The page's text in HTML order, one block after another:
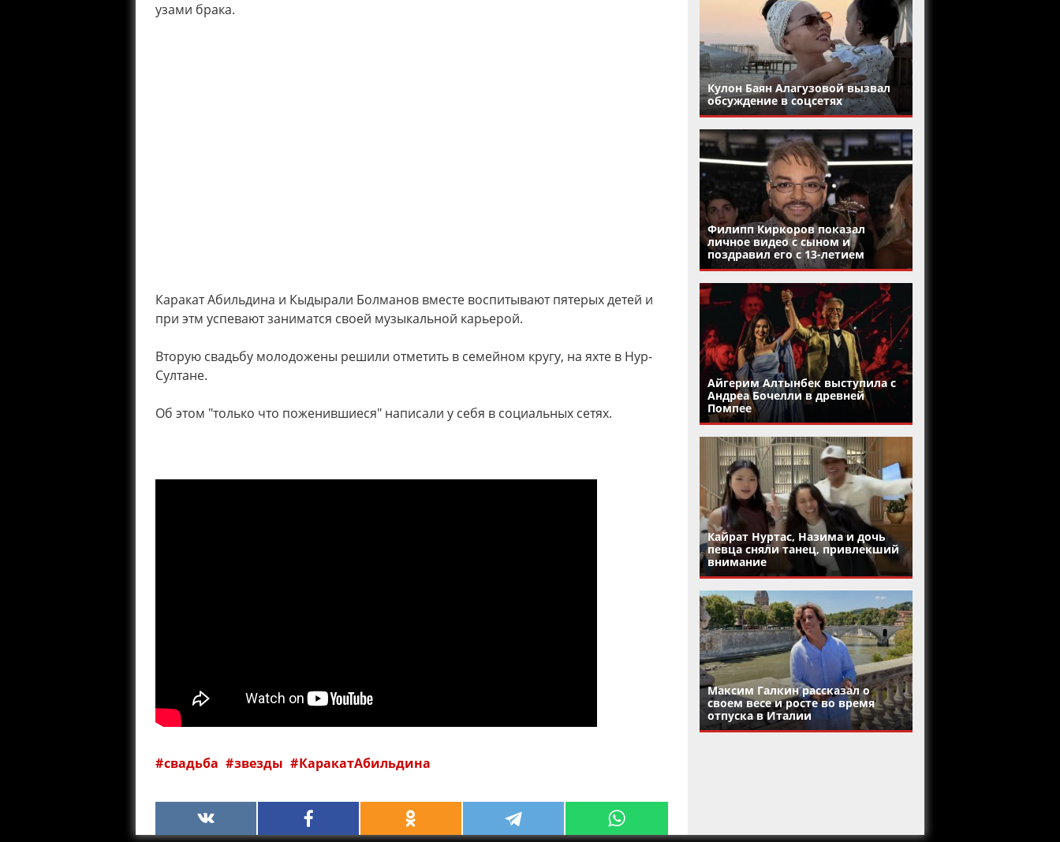
узами брака.
Каракат Абильдина и Кыдырали Болманов вместе воспитывают пятерых детей и
при этм успевают заниматся своей музыкальной карьерой.
Вторую свадьбу молодожены решили отметить в семейном кругу, на яхте в Нур-
Султане.
Об этом "только что поженившиеся" написали у себя в социальных сетях.
свадьба звезды КаракатАбильдина
Кулон Баян Алагузовой вызвал
обсуждение в соцсетях
Филипп Киркоров показал
личное видео с сыном и
поздравил его с 13-летием
Айгерим Алтынбек выступила с
Андреа Бочелли в древней
Помпее
Кайрат Нуртас, Назима и дочь
певца сняли танец, привлекший
внимание
Максим Галкин рассказал о
своем весе и росте во время
отпуска в Италии